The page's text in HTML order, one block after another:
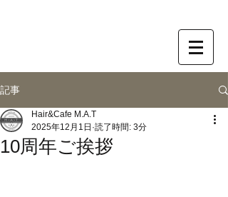
記事
10周年ご挨拶
Hair&Cafe M.A.T
2025年12月1日 読了時間: 3分